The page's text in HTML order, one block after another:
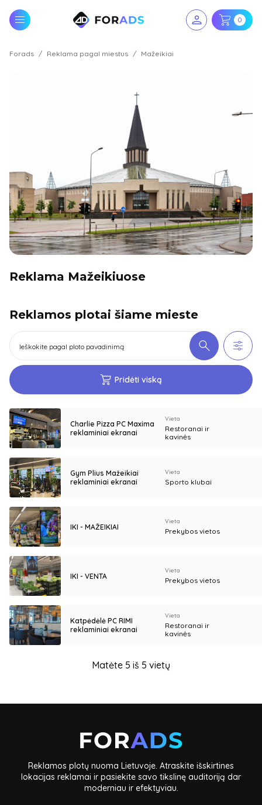
0
Forads Reklama pagal miestus Mažeikiai
Reklama Mažeikiuose
Reklamos plotai šiame mieste
Pridėti viską
Charlie Pizza PC Maxima
reklaminiai ekranai
Vieta
Restoranai ir
kavinės
Gym Plius Mažeikiai
reklaminiai ekranai
Vieta
Sporto klubai
IKI - MAŽEIKIAI
Vieta
Prekybos vietos
IKI - VENTA
Vieta
Prekybos vietos
Katpėdėlė PC RIMI
reklaminiai ekranai
Vieta
Restoranai ir
kavinės
Matėte 5 iš 5 vietų
Reklamos plotų nuoma Lietuvoje. Atraskite išskirtines
lokacijas reklamai ir pasiekite savo tikslinę auditoriją dar
moderniau ir efektyviau.